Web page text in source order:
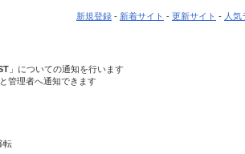
新規登録 - 新着サイト - 更新サイト - 人
」についての通知を行います
管理者へ通知できます
転